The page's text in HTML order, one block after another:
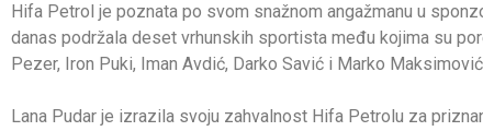
Hifa Petrol je poznata po svom snažnom angažmanu u
danas podržala deset vrhunskih sportista među kojima su
Pezer, Iron Puki, Iman Avdić, Darko Savić i Marko
Lana Pudar je izrazila svoju zahvalnost Hifa Petrolu za